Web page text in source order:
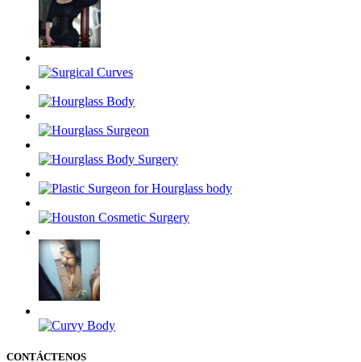
CONTÁCTENOS